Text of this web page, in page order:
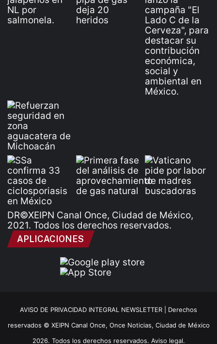
DR©XEIPN Canal Once, Ciudad de México,
2021. Todos los derechos reservados.
APLICACIONES
AVISO DE PRIVACIDAD INTEGRAL NEWSLETTER | Derechos
reservados © XEIPN Canal Once, Once Noticias, Ciudad de México
2026. Todos los derechos reservados. Aviso legal.